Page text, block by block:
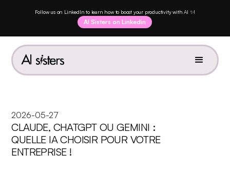
Follow us on LinkedIn to learn how to boost your productivity with AI ✨!
AI Sisters on Linkedin
2026-05-27
CLAUDE, CHATGPT OU GEMINI :
QUELLE IA CHOISIR POUR VOTRE
ENTREPRISE !